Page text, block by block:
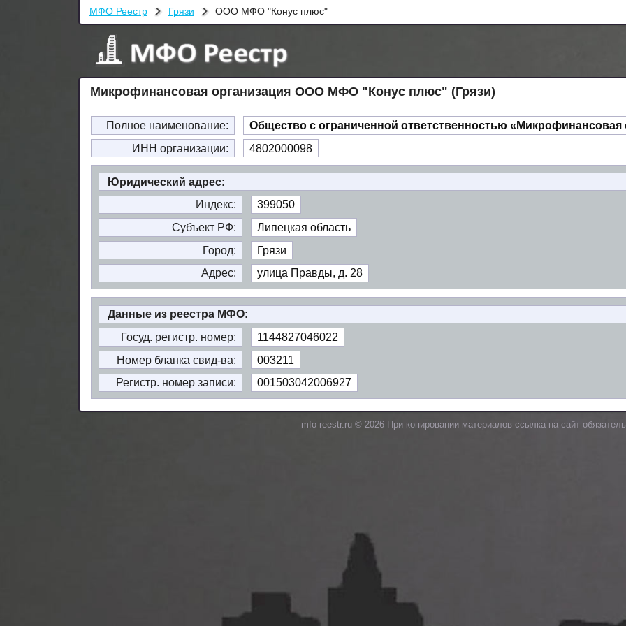
МФО Реестр Грязи ООО МФО "Конус плюс"
Микрофинансовая организация ООО МФО "Конус плюс" (Грязи)
Полное наименование:
Общество с ограниченной ответственностью «Микрофинансовая
ИНН организации:
4802000098
Юридический адрес:
Индекс:
399050
Субъект РФ:
Липецкая область
Город:
Грязи
Адрес:
улица Правды, д. 28
Данные из реестра МФО:
Госуд. регистр. номер:
1144827046022
Номер бланка свид-ва:
003211
Регистр. номер записи:
001503042006927
mfo-reestr.ru © 2026 При копировании материалов ссылка на сайт